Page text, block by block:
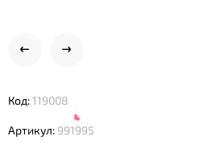
Код:119008
Артикул: 991995